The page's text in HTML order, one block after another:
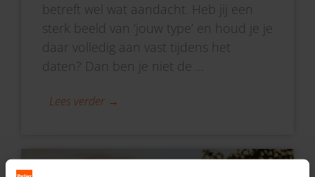
betreft wel wat aandacht. Heb jij een
sterk beeld van ‘jouw type’ en houd je je
daar volledig aan vast tijdens het
daten? Dan ben je niet de ...
Lees verder →